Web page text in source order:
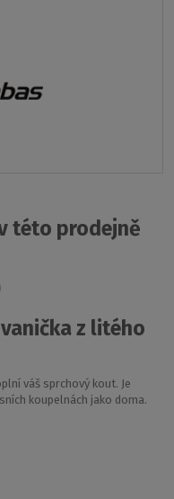
této prodejně
z litého
váš sprchový kout. Je
koupelnách jako doma.